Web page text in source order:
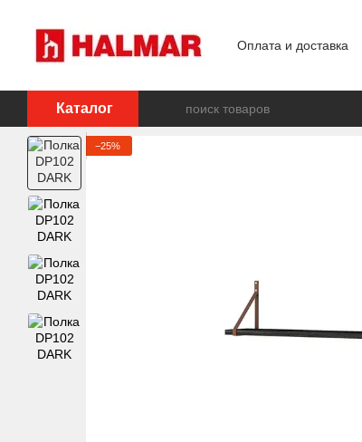
Оплата и доставка
Каталог
−25%